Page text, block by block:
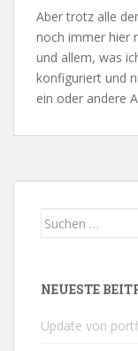
Aber trotz alle
noch immer hier
und allem, was
konfiguriert und
ein oder andere
Suchen
NEUESTE
Update von